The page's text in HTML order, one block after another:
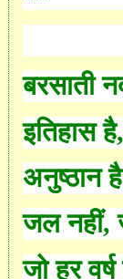
बरसाती
इतिहास है
अनुष्ठान
जल नहीं,
जो हर